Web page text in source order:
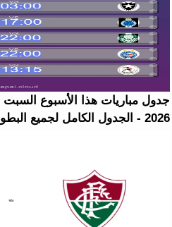
2026 - الجدول الكامل لجميع البطولات